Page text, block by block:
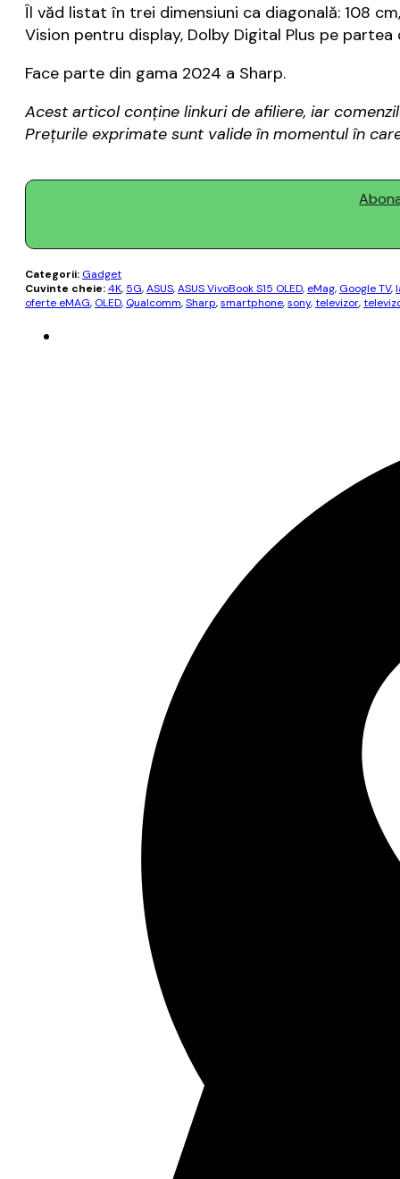
Îl văd listat în trei dimensiuni ca diagonală: 108
Vision pentru display, Dolby Digital Plus pe
Face parte din gama 2024 a Sharp.
Acest articol conține linkuri de afiliere, iar
Prețurile exprimate sunt valide în momentul în
Categorii: Gadget
Cuvinte cheie:4K, 5G,ASUS,ASUS VivoBook S15 OLED, eMag, Google TV,
oferte eMAG, OLED, Qualcomm,Sharp,smartphone,sony,televizor,